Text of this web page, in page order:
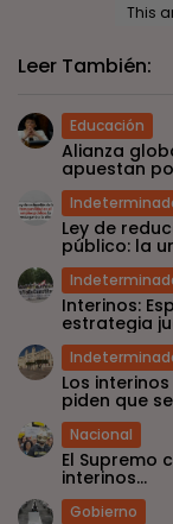
This
Leer También:
Educación
Alianza
apuestan
Ley de
público: la
Interinos:
estrategia
Los
piden que
Nacional
El Supremo
interinos...
Gobierno